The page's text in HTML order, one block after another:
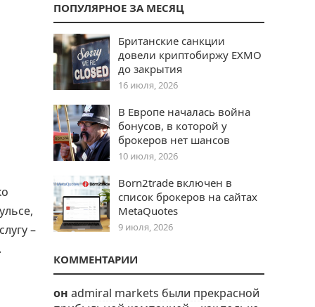
–
ПОПУЛЯРНОЕ ЗА МЕСЯЦ
Британские санкции
довели криптобиржу EXMO
до закрытия
16 июля, 2026
В Европе началась война
бонусов, в которой у
брокеров нет шансов
10 июля, 2026
Born2trade включен в
список брокеров на сайтах
MetaQuotes
9 июля, 2026
КОММЕНТАРИИ
он admiral markets были прекрасной